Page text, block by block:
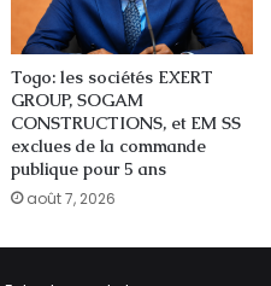
Togo: les sociétés EXERT
GROUP, SOGAM
CONSTRUCTIONS, et EM SS
exclues de la commande
publique pour 5 ans
août 7, 2026